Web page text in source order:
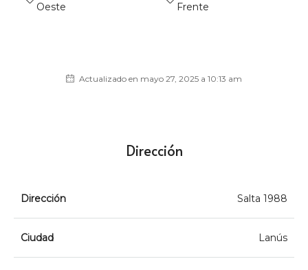
Oeste
Frente
Actualizado en mayo 27, 2025 a 10:13 am
Dirección
Dirección Salta 1988
Ciudad Lanús